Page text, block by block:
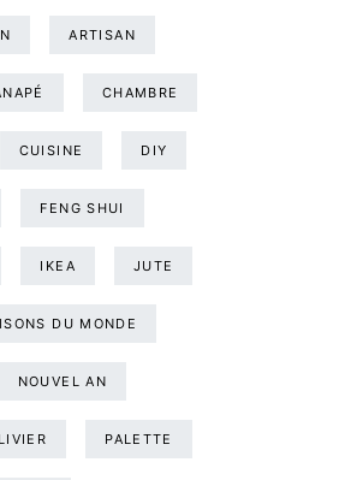
ARTISAN
CHAMBRE
CUISINE DIY
FENG SHUI
IKEA JUTE
DU MONDE
NOUVEL AN
PALETTE